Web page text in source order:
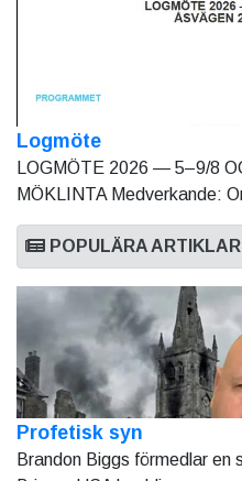
Logmöte
LOGMÖTE 2026 — 5–9/8
MÖKLINTA Medverkande:
POPULÄRA
Profetisk syn
Brandon Biggs förmedlar en